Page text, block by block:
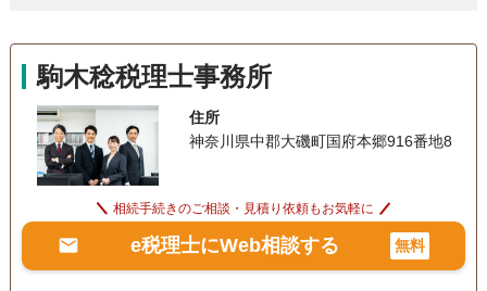
駒木稔税理士事務所
住所
神奈川県中郡大磯町国府本郷916番地8
相続手続きのご相談・見積り依頼もお気軽に
e税理士にWeb相談する 無料